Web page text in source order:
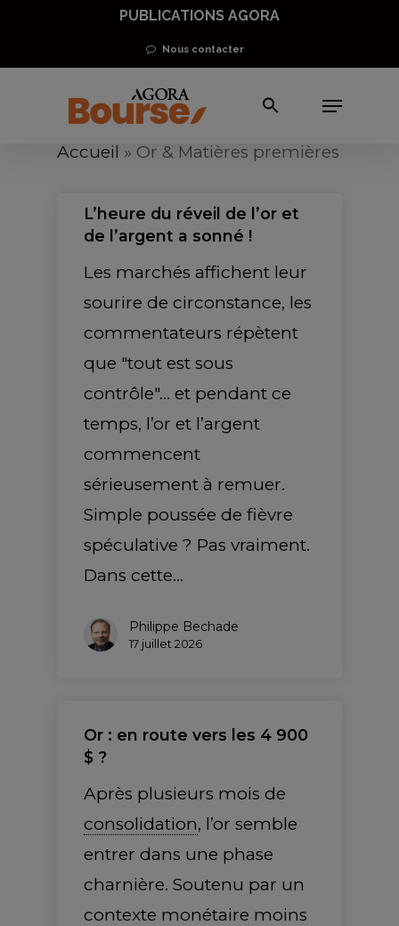
main
PUBLICATIONS AGORA
Nous contacter
Menu
Accueil » Or & Matières premières
L’heure du réveil de l’or et
de l’argent a sonné !
Les marchés affichent leur
sourire de circonstance, les
commentateurs répètent
que "tout est sous
contrôle"… et pendant ce
temps, l’or et l’argent
commencent
sérieusement à remuer.
Simple poussée de fièvre
spéculative ? Pas vraiment.
Dans cette…
Philippe Bechade
17 juillet 2026
Or : en route vers les 4 900
$ ?
Après plusieurs mois de
consolidation, l’or semble
entrer dans une phase
charnière. Soutenu par un
contexte monétaire moins